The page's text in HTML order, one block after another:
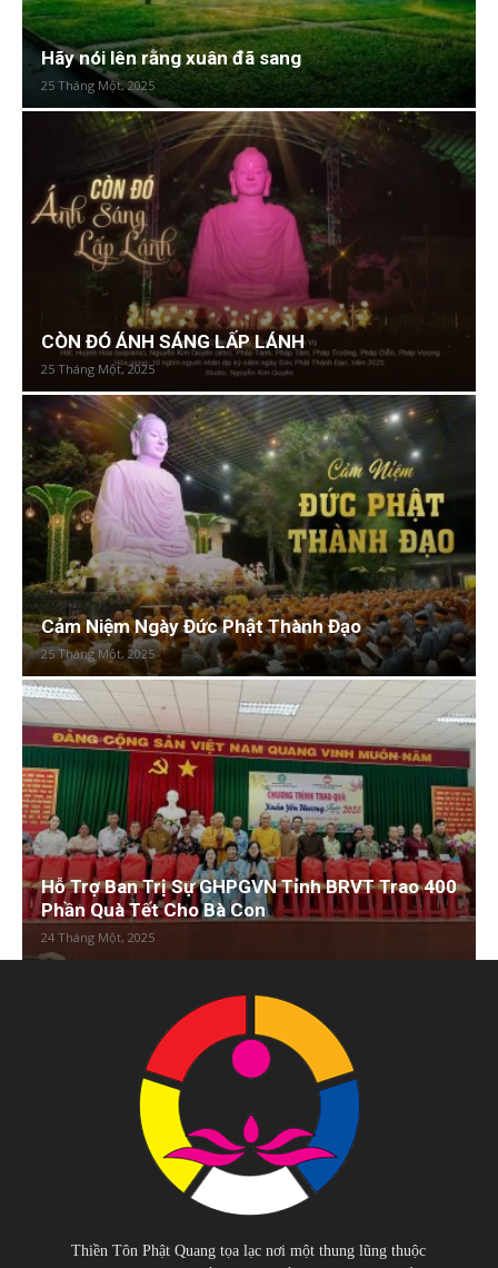
Hãy nói lên rằng xuân đã sang
25 Tháng Một, 2025
CÒN ĐÓ ÁNH SÁNG LẤP LÁNH
25 Tháng Một, 2025
Cảm Niệm Ngày Đức Phật Thành Đạo
25 Tháng Một, 2025
Hỗ Trợ Ban Trị Sự GHPGVN Tỉnh BRVT Trao 400
Phần Quà Tết Cho Bà Con
24 Tháng Một, 2025
Thiền Tôn Phật Quang tọa lạc nơi một thung lũng thuộc